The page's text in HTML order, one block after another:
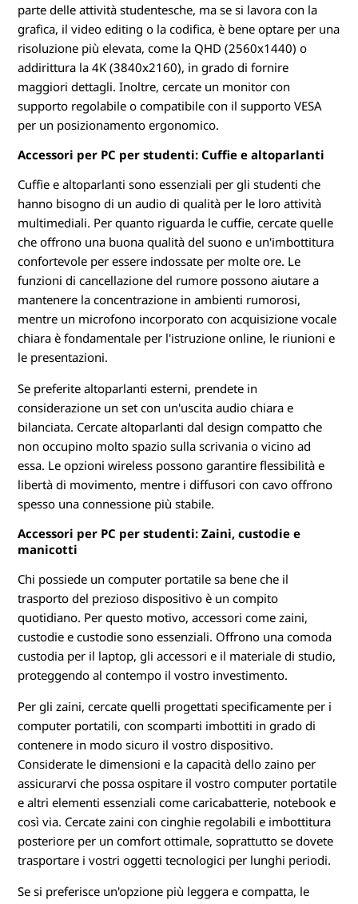
parte delle attività studentesche, ma se si lavora con la
grafica, il video editing o la codifica, è bene optare per una
risoluzione più elevata, come la QHD (2560x1440) o
addirittura la 4K (3840x2160), in grado di fornire
maggiori dettagli. Inoltre, cercate un monitor con
supporto regolabile o compatibile con il supporto VESA
per un posizionamento ergonomico.
Accessori per PC per studenti: Cuffie e altoparlanti
Cuffie e altoparlanti sono essenziali per gli studenti che
hanno bisogno di un audio di qualità per le loro attività
multimediali. Per quanto riguarda le cuffie, cercate quelle
che offrono una buona qualità del suono e un'imbottitura
confortevole per essere indossate per molte ore. Le
funzioni di cancellazione del rumore possono aiutare a
mantenere la concentrazione in ambienti rumorosi,
mentre un microfono incorporato con acquisizione vocale
chiara è fondamentale per l'istruzione online, le riunioni e
le presentazioni.
Se preferite altoparlanti esterni, prendete in
considerazione un set con un'uscita audio chiara e
bilanciata. Cercate altoparlanti dal design compatto che
non occupino molto spazio sulla scrivania o vicino ad
essa. Le opzioni wireless possono garantire flessibilità e
libertà di movimento, mentre i diffusori con cavo offrono
spesso una connessione più stabile.
Accessori per PC per studenti: Zaini, custodie e
manicotti
Chi possiede un computer portatile sa bene che il
trasporto del prezioso dispositivo è un compito
quotidiano. Per questo motivo, accessori come zaini,
custodie e custodie sono essenziali. Offrono una comoda
custodia per il laptop, gli accessori e il materiale di studio,
proteggendo al contempo il vostro investimento.
Per gli zaini, cercate quelli progettati specificamente per i
computer portatili, con scomparti imbottiti in grado di
contenere in modo sicuro il vostro dispositivo.
Considerate le dimensioni e la capacità dello zaino per
assicurarvi che possa ospitare il vostro computer portatile
e altri elementi essenziali come caricabatterie, notebook e
così via. Cercate zaini con cinghie regolabili e imbottitura
posteriore per un comfort ottimale, soprattutto se dovete
trasportare i vostri oggetti tecnologici per lunghi periodi.
Se si preferisce un'opzione più leggera e compatta, le